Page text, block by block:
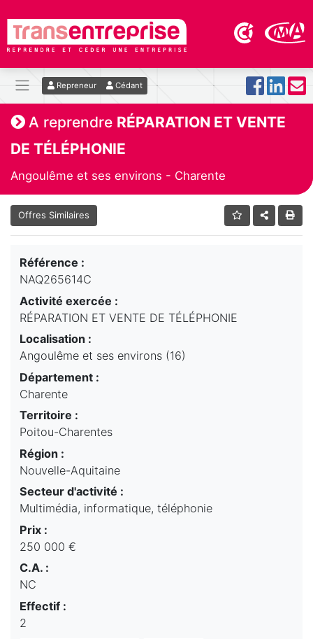
Repreneur Cédant
A reprendre RÉPARATION ET VENTE
DE TÉLÉPHONIE
Angoulême et ses environs - Charente
Offres Similaires
Référence :
NAQ265614C
Activité exercée :
RÉPARATION ET VENTE DE TÉLÉPHONIE
Localisation :
Angoulême et ses environs (16)
Département :
Charente
Territoire :
Poitou-Charentes
Région :
Nouvelle-Aquitaine
Secteur d'activité :
Multimédia, informatique, téléphonie
Prix :
250 000 €
C.A. :
NC
Effectif :
2